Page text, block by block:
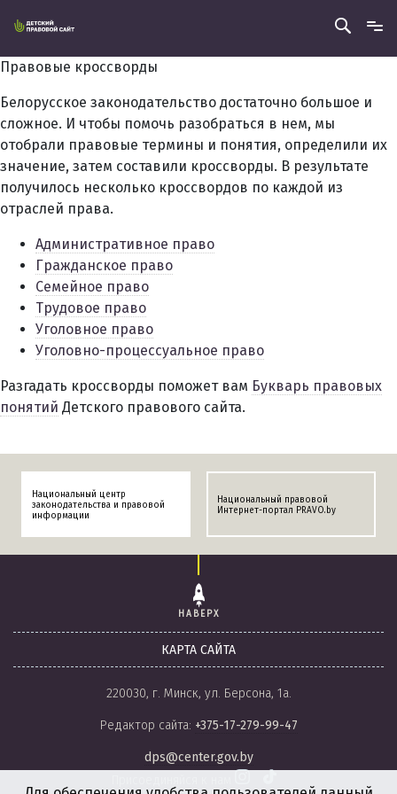
Правовые кроссворды
Белорусское законодательство достаточно большое и
сложное. И чтобы помочь разобраться в нем, мы
отобрали правовые термины и понятия, определили их
значение, затем составили кроссворды. В результате
получилось несколько кроссвордов по каждой из
отраслей права.
Административное право
Гражданское право
Семейное право
Трудовое право
Уголовное право
Уголовно-процессуальное право
Разгадать кроссворды поможет вам Букварь правовых
понятий Детского правового сайта.
Национальный центр
законодательства и правовой
информации
Национальный правовой
Интернет-портал PRAVO.by
НАВЕРХ
КАРТА САЙТА
220030, г. Минск, ул. Берсона, 1а.
Редактор сайта: +375-17-279-99-47
dps@center.gov.by